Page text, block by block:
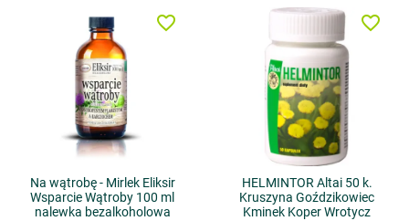
Na wątrobę - Mirlek Eliksir
Wsparcie Wątroby 100 ml
nalewka bezalkoholowa
favorite_border
HELMINTOR Altai 50 k.
Kruszyna Goździkowiec
Kminek Koper Wrotycz
favorite_border